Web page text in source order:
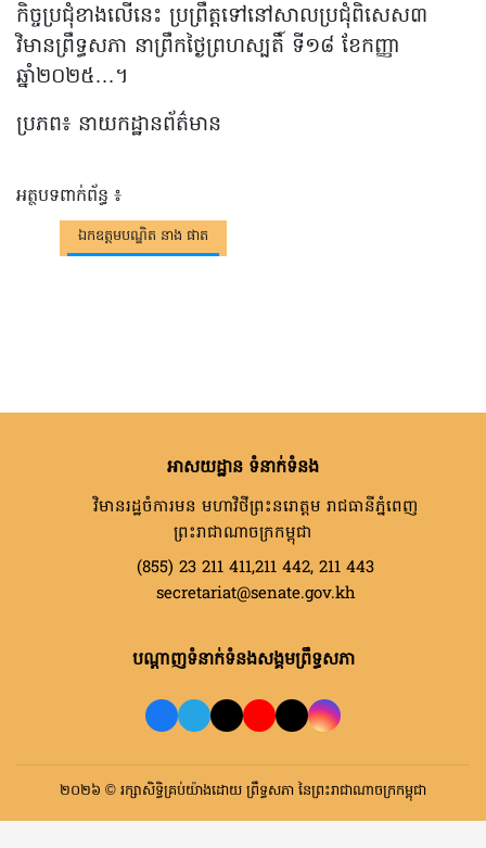
កិច្ចប្រជុំខាងលើនេះ ប្រព្រឹត្តទៅនៅសាលប្រជុំពិសេស៣
វិមានព្រឹទ្ធសភា នាព្រឹកថ្ងៃព្រហស្បតិ៍ ទី១៨ ខែកញ្ញា
ឆ្នាំ២០២៥…។
ប្រភព៖ នាយកដ្ឋានព័ត៌មាន
អត្ថបទពាក់ព័ន្ធ ៖
ឯកឧត្តមបណ្ឌិត នាង ផាត
អាសយដ្ឋាន ទំនាក់ទំនង
វិមានរដ្ឋចំការមន មហាវិថីព្រះនរោត្តម រាជធានីភ្នំពេញ
ព្រះរាជាណាចក្រកម្ពុជា
(855) 23 211 411,211 442, 211 443
secretariat@senate.gov.kh
បណ្តាញទំនាក់ទំនងសង្គមព្រឹទ្ធសភា
២០២៦ © រក្សាសិទ្ធិគ្រប់យ៉ាងដោយ ព្រឹទ្ធសភា នៃព្រះរាជាណាចក្រកម្ពុជា